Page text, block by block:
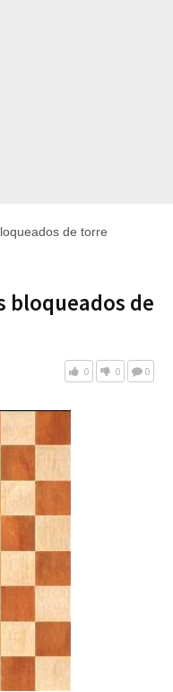
de torre
bloqueados de
0 0 0